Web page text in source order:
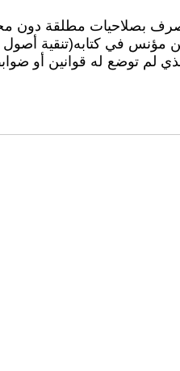
بصلاحيات مطلقة دون
مؤنس في كتابه(تنقية أصول
الذي لم توضع له قوانين